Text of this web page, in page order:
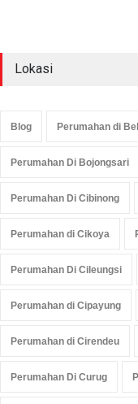
Lokasi
Blog Perumahan di
Perumahan Di Bojongsari
Perumahan Di Cibinong
Perumahan di Cikoya
Perumahan Di Cileungsi
Perumahan di Cipayung
Perumahan di Cirendeu
Perumahan Di Curug